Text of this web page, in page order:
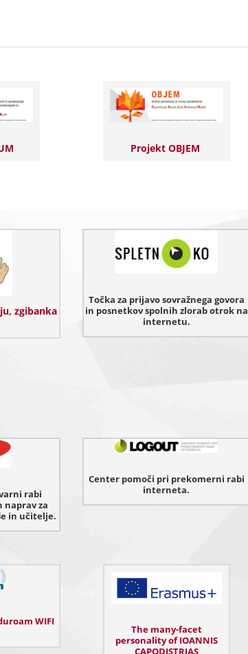
Projekt OBJEM
zgibanka
Točka za prijavo sovražnega govora
in posnetkov spolnih zlorab otrok na
internetu.
rabi
za
in učitelje.
Center pomoči pri prekomerni rabi
interneta.
WIFI
The many-facet
personality of IOANNIS
CAPODISTRIAS